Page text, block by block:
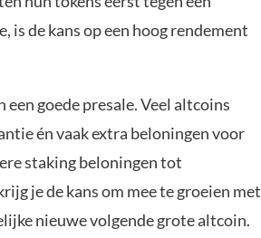
is de kans op een hoog rendement
goede presale. Veel altcoins
én vaak extra beloningen voor
staking beloningen tot
je de kans om mee te groeien met
nieuwe volgende grote altcoin.